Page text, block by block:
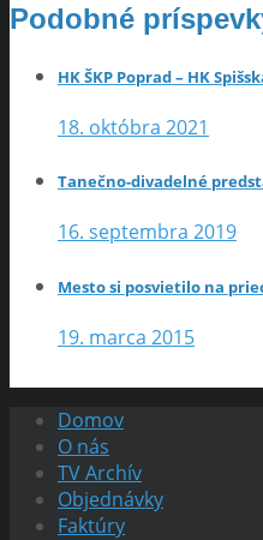
Podobné
HK ŠKP Poprad – HK
18. októbra 2021
Tanečno-divadelné
16. septembra 2019
Mesto si posvietilo na
19. marca 2015
Domov
O nás
TV Archív
Objednávky
Faktúry